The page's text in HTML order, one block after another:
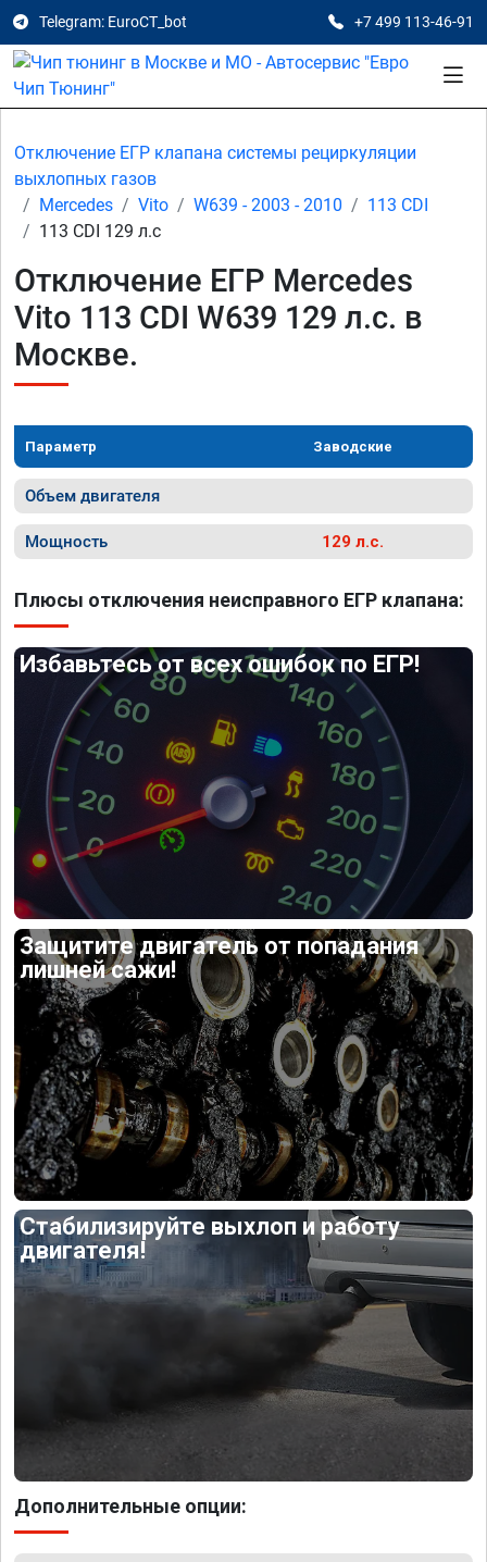
Telegram: EuroCT_bot +7 499 113-46-91
Отключение ЕГР клапана системы рециркуляции
выхлопных газов
Mercedes
Vito W639 - 2003 - 2010
113 CDI
113 CDI 129 л.с
Отключение ЕГР Mercedes
Vito 113 CDI W639 129 л.с. в
Москве.
Параметр Заводские
Объем двигателя
Мощность 129 л.с.
Плюсы отключения неисправного ЕГР клапана:
Избавьтесь от всех ошибок по ЕГР!
Защитите двигатель от попадания
лишней сажи!
Стабилизируйте выхлоп и работу
двигателя!
Дополнительные опции: